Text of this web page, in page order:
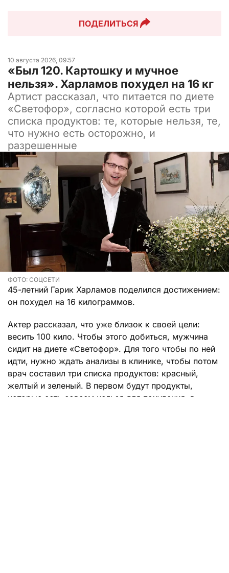
ПОДЕЛИТЬСЯ
10 августа 2026, 09:57
«Был 120. Картошку и мучное
нельзя». Харламов похудел на 16 кг
Артист рассказал, что питается по диете
«Светофор», согласно которой есть три
списка продуктов: те, которые нельзя, те,
что нужно есть осторожно, и
разрешенные
ФОТО: СОЦСЕТИ
45-летний Гарик Харламов поделился достижением:
он похудел на 16 килограммов.
Актер рассказал, что уже близок к своей цели:
весить 100 кило. Чтобы этого добиться, мужчина
сидит на диете «Светофор». Для того чтобы по ней
идти, нужно ждать анализы в клинике, чтобы потом
врач составил три списка продуктов: красный,
желтый и зеленый. В первом будут продукты,
которые есть совсем нельзя для похудения, в